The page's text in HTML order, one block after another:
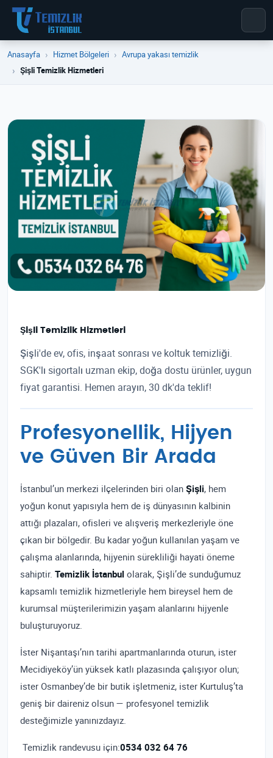
Anasayfa Hizmet Bölgeleri
Avrupa yakası temizlik
Şişli Temizlik Hizmetleri
Şişli Temizlik Hizmetleri
Şişli'de ev, ofis, inşaat sonrası ve koltuk temizliği.
SGK'lı sigortalı uzman ekip, doğa dostu ürünler, uygun
fiyat garantisi. Hemen arayın, 30 dk'da teklif!
Profesyonellik, Hijyen
ve Güven Bir Arada
İstanbul’un merkezi ilçelerinden biri olan Şişli, hem
yoğun konut yapısıyla hem de iş dünyasının kalbinin
attığı plazaları, ofisleri ve alışveriş merkezleriyle öne
çıkan bir bölgedir. Bu kadar yoğun kullanılan yaşam ve
çalışma alanlarında, hijyenin sürekliliği hayati öneme
sahiptir. Temizlik İstanbul olarak, Şişli’de sunduğumuz
kapsamlı temizlik hizmetleriyle hem bireysel hem de
kurumsal müşterilerimizin yaşam alanlarını hijyenle
buluşturuyoruz.
İster Nişantaşı’nın tarihi apartmanlarında oturun, ister
Mecidiyeköy’ün yüksek katlı plazasında çalışıyor olun;
ister Osmanbey’de bir butik işletmeniz, ister Kurtuluş’ta
geniş bir daireniz olsun — profesyonel temizlik
desteğimizle yanınızdayız.
Temizlik randevusu için:0534 032 64 76